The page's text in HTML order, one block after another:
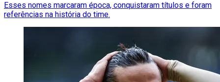
Esses nomes marcaram época, conquistaram títulos e foram
referências na história do time.